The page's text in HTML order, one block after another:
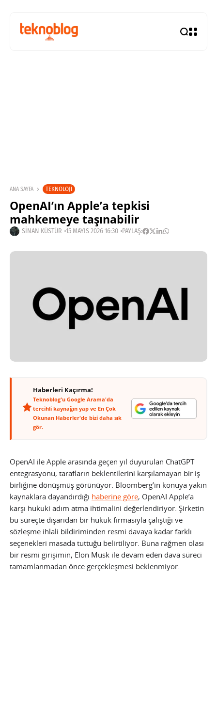
ANA SAYFA TEKNOLOJI
OpenAI’ın Apple’a tepkisi
mahkemeye taşınabilir
SINAN KÜSTÜR 15 MAYIS 2026 16:30 PAYLAŞ:
Haberleri Kaçırma!
Teknoblog'u Google Arama'da
tercihli kaynağın yap ve En Çok
Okunan Haberler'de bizi daha sık
gör.
OpenAI ile Apple arasında geçen yıl duyurulan ChatGPT
entegrasyonu, tarafların beklentilerini karşılamayan bir iş
birliğine dönüşmüş görünüyor. Bloomberg’in konuya yakın
kaynaklara dayandırdığı haberine göre, OpenAI Apple’a
karşı hukuki adım atma ihtimalini değerlendiriyor. Şirketin
bu süreçte dışarıdan bir hukuk firmasıyla çalıştığı ve
sözleşme ihlali bildiriminden resmi davaya kadar farklı
seçenekleri masada tuttuğu belirtiliyor. Buna rağmen olası
bir resmi girişimin, Elon Musk ile devam eden dava süreci
tamamlanmadan önce gerçekleşmesi beklenmiyor.